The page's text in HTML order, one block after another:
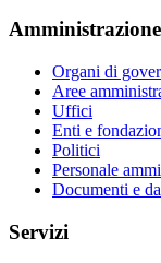
Amministrazione
Organi di
Aree
Uffici
Enti e
Politici
Personale
Documenti e
Servizi